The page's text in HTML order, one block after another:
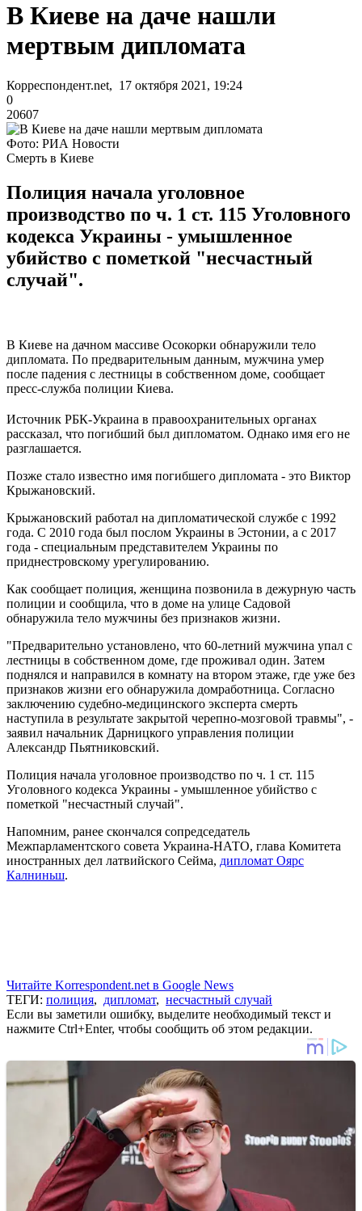
В Киеве на даче нашли
мертвым дипломата
Корреспондент.net, 17 октября 2021, 19:24
0
20607
Фото: РИА Новости
Смерть в Киеве
Полиция начала уголовное
производство по ч. 1 ст. 115 Уголовного
кодекса Украины - умышленное
убийство с пометкой "несчастный
случай".
В Киеве на дачном массиве Осокорки обнаружили тело
дипломата. По предварительным данным, мужчина умер
после падения с лестницы в собственном доме, сообщает
пресс-служба полиции Киева.
Источник РБК-Украина в правоохранительных органах
рассказал, что погибший был дипломатом. Однако имя его не
разглашается.
Позже стало известно имя погибшего дипломата - это Виктор
Крыжановский.
Крыжановский работал на дипломатической службе с 1992
года. С 2010 года был послом Украины в Эстонии, а с 2017
года - специальным представителем Украины по
приднестровскому урегулированию.
Как сообщает полиция, женщина позвонила в дежурную часть
полиции и сообщила, что в доме на улице Садовой
обнаружила тело мужчины без признаков жизни.
"Предварительно установлено, что 60-летний мужчина упал с
лестницы в собственном доме, где проживал один. Затем
поднялся и направился в комнату на втором этаже, где уже без
признаков жизни его обнаружила домработница. Согласно
заключению судебно-медицинского эксперта смерть
наступила в результате закрытой черепно-мозговой травмы", -
заявил начальник Дарницкого управления полиции
Александр Пьятниковский.
Полиция начала уголовное производство по ч. 1 ст. 115
Уголовного кодекса Украины - умышленное убийство с
пометкой "несчастный случай".
Напомним, ранее скончался сопредседатель
Межпарламентского совета Украина-НАТО, глава Комитета
иностранных дел латвийского Сейма, дипломат Оярс
Калниньш.
Читайте Korrespondent.net в Google News
ТЕГИ: полиция, дипломат, несчастный случай
Если вы заметили ошибку, выделите необходимый текст и
нажмите Ctrl+Enter, чтобы сообщить об этом редакции.